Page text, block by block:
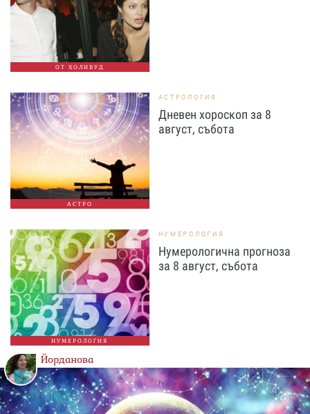
ОТ ХОЛИВУД
АСТРО
АСТРОЛОГИЯ
Дневен хороскоп за 8
август, събота
НУМЕРОЛОГИЯ
НУМЕРОЛОГИЯ
Нумерологична прогноза
за 8 август, събота
Йорданова